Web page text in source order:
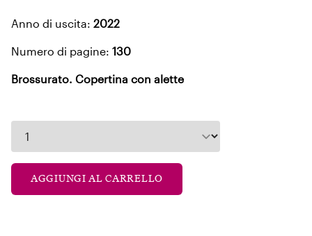
Anno di uscita: 2022
Numero di pagine: 130
Brossurato. Copertina con alette
AGGIUNGI AL CARRELLO